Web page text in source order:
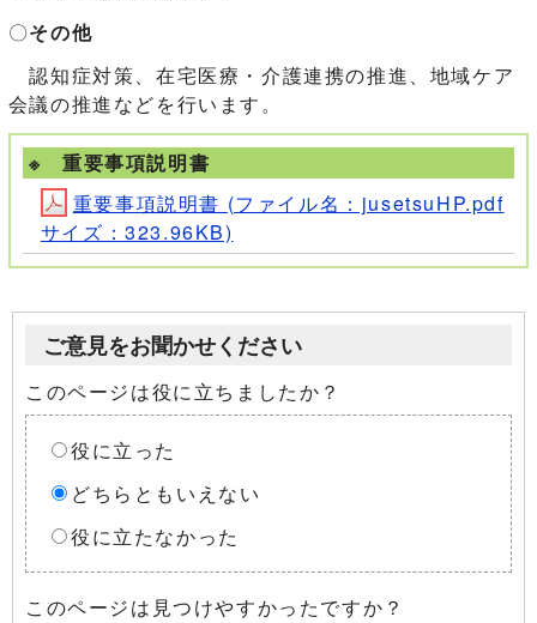
〇その他
認知症対策、在宅医療・介護連携の推進、地域ケア
会議の推進などを行います。
※ 重要事項説明書
重要事項説明書 (ファイル名：jusetsuHP.pdf
サイズ：323.96KB)
ご意見をお聞かせください
このページは役に立ちましたか？
役に立った
どちらともいえない
役に立たなかった
このページは見つけやすかったですか？